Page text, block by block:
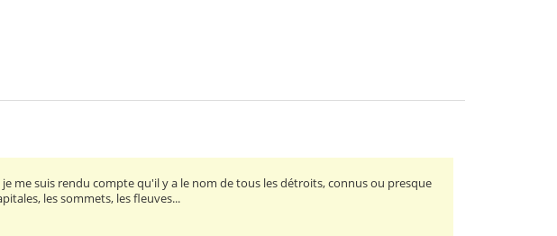
je me suis rendu compte qu'il y a le nom de tous les détroits, connus ou presque
les sommets, les fleuves...